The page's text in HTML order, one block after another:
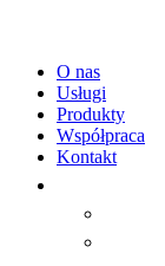
O nas
Usługi
Produkty
Współpraca
Kontakt